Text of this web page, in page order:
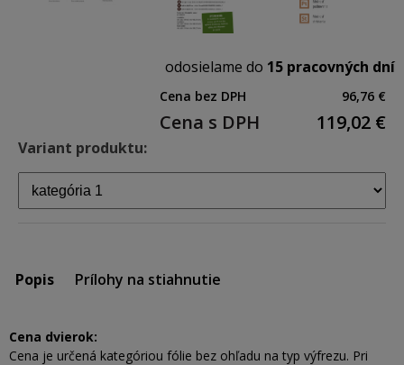
odosielame do 15 pracovných dní
Cena bez DPH 96,76 €
Cena s DPH 119,02 €
Variant produktu:
Popis Prílohy na stiahnutie
Cena dvierok:
Cena je určená kategóriou fólie bez ohľadu na typ výfrezu. Pri